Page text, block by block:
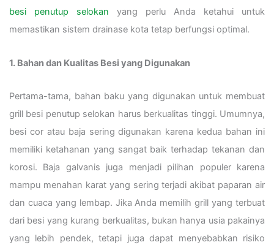
besi penutup selokan yang perlu Anda ketahui untuk
memastikan sistem drainase kota tetap berfungsi optimal.
1. Bahan dan Kualitas Besi yang Digunakan
Pertama-tama, bahan baku yang digunakan untuk membuat
grill besi penutup selokan harus berkualitas tinggi. Umumnya,
besi cor atau baja sering digunakan karena kedua bahan ini
memiliki ketahanan yang sangat baik terhadap tekanan dan
korosi. Baja galvanis juga menjadi pilihan populer karena
mampu menahan karat yang sering terjadi akibat paparan air
dan cuaca yang lembap. Jika Anda memilih grill yang terbuat
dari besi yang kurang berkualitas, bukan hanya usia pakainya
yang lebih pendek, tetapi juga dapat menyebabkan risiko